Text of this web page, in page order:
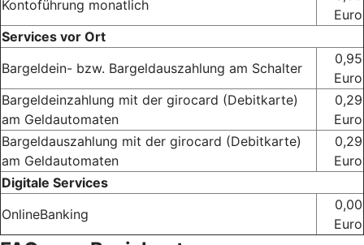
Kontoführung monatlich
Euro
Services vor Ort
Bargeldein- bzw. Bargeldauszahlung am Schalter
0,95
Euro
Bargeldeinzahlung mit der girocard (Debitkarte)
am Geldautomaten
0,29
Euro
Bargeldauszahlung mit der girocard (Debitkarte)
am Geldautomaten
0,29
Euro
Digitale Services
OnlineBanking
0,00
Euro